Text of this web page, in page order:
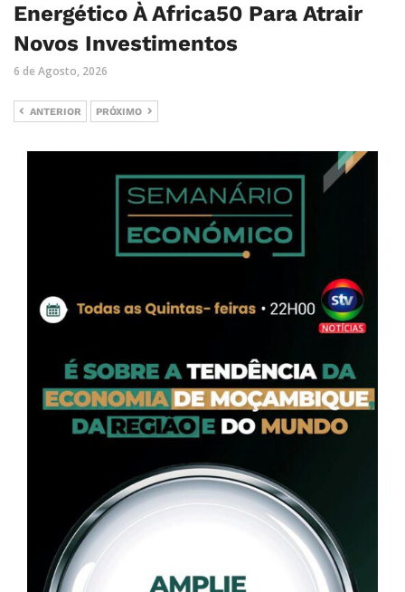
Energético À Africa50 Para Atrair
Novos Investimentos
6 de Agosto, 2026
ANTERIOR PRÓXIMO